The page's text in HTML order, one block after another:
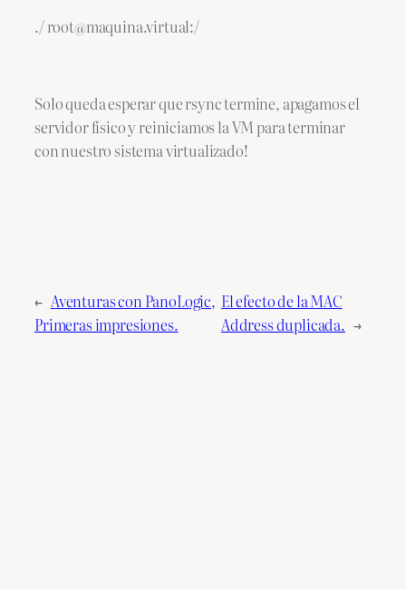
./ root@maquina.virtual:/
Solo queda esperar que rsync termine, apagamos el
servidor físico y reiniciamos la VM para terminar
con nuestro sistema virtualizado!
← Aventuras con PanoLogic,
Primeras impresiones.
El efecto de la MAC
Address duplicada. →